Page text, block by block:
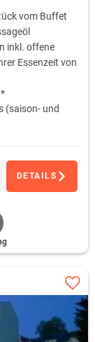
vom Buffet
inkl. offene
Essenzeit von
(saison- und
DETAILS